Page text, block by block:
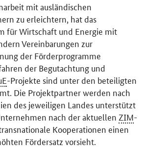
mit ausländischen
zu erleichtern, hat das
für Wirtschaft und Energie mit
Vereinbarungen zur
der Förderprogramme
der Begutachtung und
-Projekte sind unter den beteiligten
Die Projektpartner werden nach
des jeweiligen Landes unterstützt
nach der aktuellen ZIM-
Kooperationen einen
Fördersatz vorsieht.